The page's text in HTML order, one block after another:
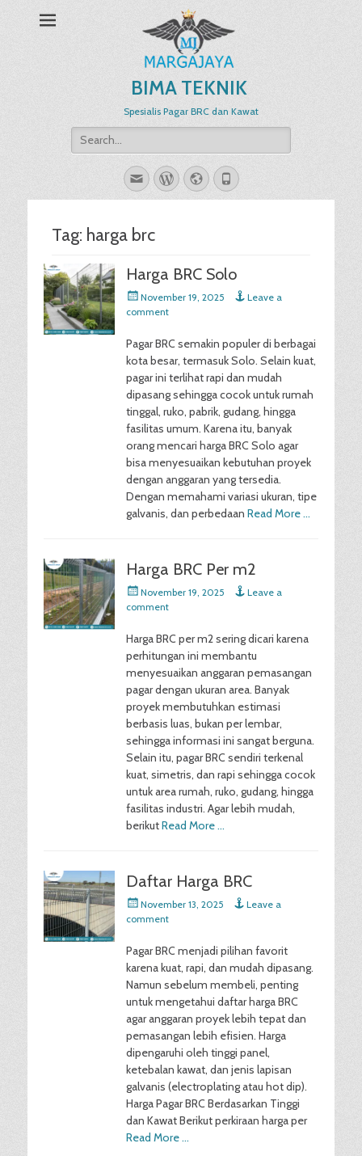
BIMA TEKNIK
Spesialis Pagar BRC dan Kawat
Search
for:
EmailWordPress
WebsitePhone
Tag: harga brc
Harga BRC Solo
Posted
on
November 19, 2025
Leave a
comment
Pagar BRC semakin populer di berbagai
kota besar, termasuk Solo. Selain kuat,
pagar ini terlihat rapi dan mudah
dipasang sehingga cocok untuk rumah
tinggal, ruko, pabrik, gudang, hingga
fasilitas umum. Karena itu, banyak
orang mencari harga BRC Solo agar
bisa menyesuaikan kebutuhan proyek
dengan anggaran yang tersedia.
Dengan memahami variasi ukuran, tipe
galvanis, dan perbedaan Read More …
Harga BRC Per m2
Posted
on
November 19, 2025
Leave a
comment
Harga BRC per m2 sering dicari karena
perhitungan ini membantu
menyesuaikan anggaran pemasangan
pagar dengan ukuran area. Banyak
proyek membutuhkan estimasi
berbasis luas, bukan per lembar,
sehingga informasi ini sangat berguna.
Selain itu, pagar BRC sendiri terkenal
kuat, simetris, dan rapi sehingga cocok
untuk area rumah, ruko, gudang, hingga
fasilitas industri. Agar lebih mudah,
berikutRead More …
Daftar Harga BRC
Posted
on
November 13, 2025
Leave a
comment
Pagar BRC menjadi pilihan favorit
karena kuat, rapi, dan mudah dipasang.
Namun sebelum membeli, penting
untuk mengetahui daftar harga BRC
agar anggaran proyek lebih tepat dan
pemasangan lebih efisien. Harga
dipengaruhi oleh tinggi panel,
ketebalan kawat, dan jenis lapisan
galvanis (electroplating atau hot dip).
Harga Pagar BRC Berdasarkan Tinggi
dan Kawat Berikut perkiraan harga per
Read More …